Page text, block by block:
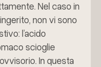
Nel caso in
non vi sono
l’acido
scioglie
In questa